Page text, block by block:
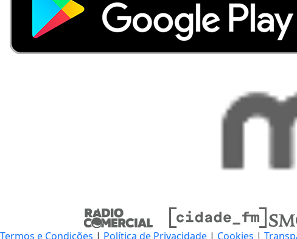
Termos e Condições | Política de Privacidade | Cookies |